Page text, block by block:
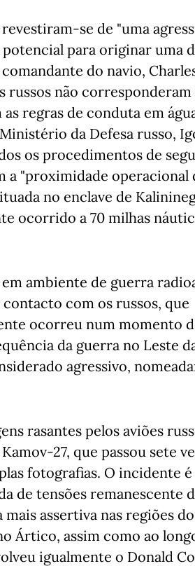
se de "uma
para originar uma
do navio,
russos não corresponderam
regras de conduta em
da Defesa russo,
os procedimentos de
a "proximidade operacional
no enclave de
ocorrido a 70 milhas
ambiente de guerra
com os russos, que
ocorreu num momento
da guerra no Leste
agressivo,
rasantes pelos aviões
27, que passou sete
fotografias. O incidente é
de tensões remanescente
assertiva nas regiões
Ártico, assim como ao
igualmente o Donald